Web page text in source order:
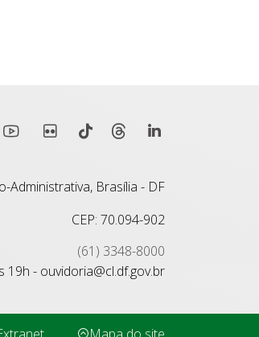
Administrativa, Brasília - DF
CEP: 70.094-902
(61) 3348-8000
- ouvidoria@cl.df.gov.br